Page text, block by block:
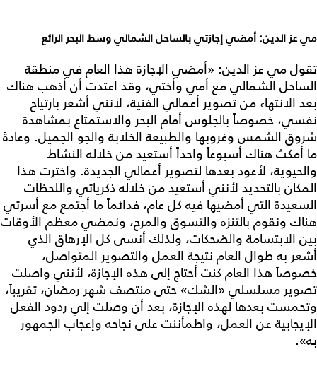
مي عز الدين: أمضي إجازتي بالساحل الشمالي وسط البحر الرائع
تقول مي عز الدين: «أمضي الإجازة هذا العام في منطقة
الساحل الشمالي مع أمي وأختي، وقد اعتدت أن أذهب هناك
بعد الانتهاء من تصوير أعمالي الفنية، لأنني أشعر بارتياح
نفسي، خصوصاً بالجلوس أمام البحر والاستمتاع بمشاهدة
شروق الشمس وغروبها والطبيعة الخلابة والجو الجميل. وعادةً
ما أمكث هناك أسبوعاً واحداً أستعيد من خلاله النشاط
والحيوية، لأعود بعدها لتصوير أعمالي الجديدة. واخترت هذا
المكان بالتحديد لأنني أستعيد من خلاله ذكرياتي واللحظات
السعيدة التي أمضيها فيه كل عام، فدائماً ما أجتمع مع أسرتي
هناك ونقوم بالتنزه والتسوق والمرح، ونمضي معظم الأوقات
بين الابتسامة والضحكات، ولذلك أنسى كل الإرهاق الذي
أشعر به طوال العام نتيجة العمل والتصوير المتواصل،
خصوصاً هذا العام كنت أحتاج إلى هذه الإجازة، لأنني واصلت
تصوير مسلسلي «الشك» حتى منتصف شهر رمضان، تقريباً،
وتحمست بعدها لهذه الإجازة، بعد أن وصلت إلي ردود الفعل
الإيجابية عن العمل، واطمأننت على نجاحه وإعجاب الجمهور
به».